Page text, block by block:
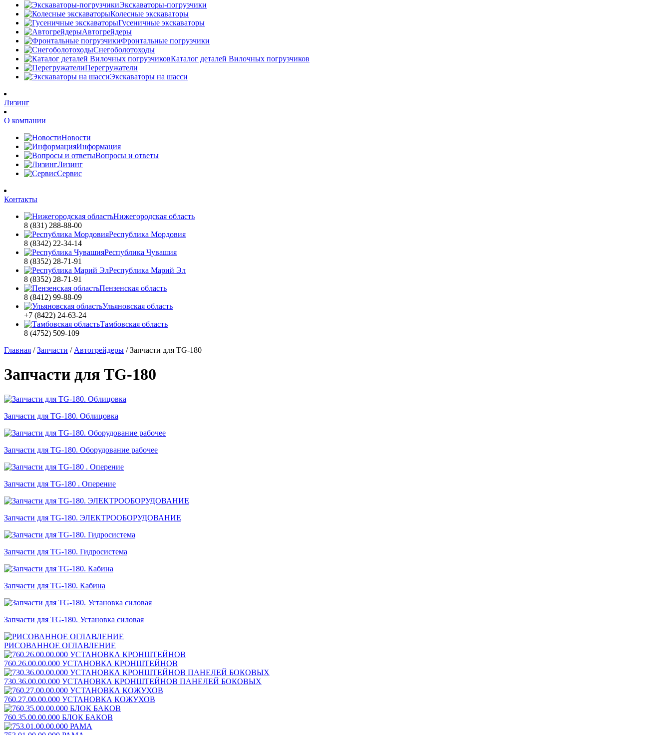
Экскаваторы-погрузчики
Колесные экскаваторы
Гусеничные экскаваторы
Автогрейдеры
Фронтальные погрузчики
Снегоболотоходы
Каталог деталей Вилочных погрузчиков
Перегружатели
Экскаваторы на шасси
Лизинг
О компании
Новости
Информация
Вопросы и ответы
Лизинг
Сервис
Контакты
Нижегородская область
8 (831) 288-88-00
Республика Мордовия
8 (8342) 22-34-14
Республика Чувашия
8 (8352) 28-71-91
Республика Марий Эл
8 (8352) 28-71-91
Пензенская область
8 (8412) 99-88-09
Ульяновская область
+7 (8422) 24-63-24
Тамбовская область
8 (4752) 509-109
Главная /Запчасти / Автогрейдеры /Запчасти для TG-180
Запчасти для TG-180
Запчасти для TG-180. Облицовка
Запчасти для TG-180. Оборудование рабочее
Запчасти для TG-180 . Оперение
Запчасти для TG-180. ЭЛЕКТРООБОРУДОВАНИЕ
Запчасти для TG-180. Гидросистема
Запчасти для TG-180. Кабина
Запчасти для TG-180. Установка силовая
РИСОВАННОЕ ОГЛАВЛЕНИЕ
760.26.00.00.000 УСТАНОВКА КРОНШТЕЙНОВ
730.36.00.00.000 УСТАНОВКА КРОНШТЕЙНОВ ПАНЕЛЕЙ БОКОВЫХ
760.27.00.00.000 УСТАНОВКА КОЖУХОВ
760.35.00.00.000 БЛОК БАКОВ